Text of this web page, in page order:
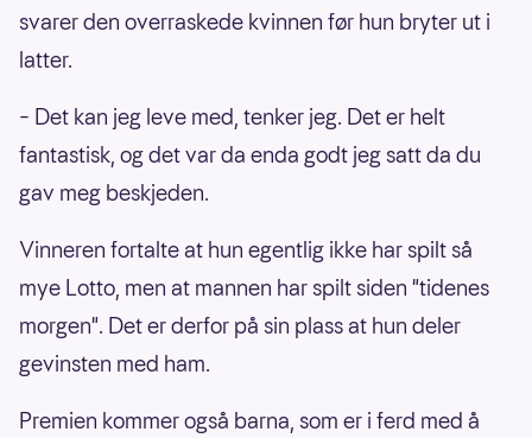
svarer den overraskede kvinnen før hun bryter ut i
latter.
– Det kan jeg leve med, tenker jeg. Det er helt
fantastisk, og det var da enda godt jeg satt da du
gav meg beskjeden.
Vinneren fortalte at hun egentlig ikke har spilt så
mye Lotto, men at mannen har spilt siden "tidenes
morgen". Det er derfor på sin plass at hun deler
gevinsten med ham.
Premien kommer også barna, som er i ferd med å